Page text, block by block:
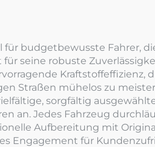
budgetbewusste Fahrer,
seine robuste
Kraftstoffeffizienz,
Straßen mühelos zu
sorgfältig
an. Jedes Fahrzeug
Aufbereitung mit
Engagement für